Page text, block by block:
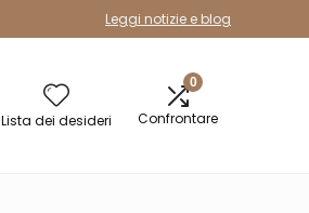
Leggi notizie e blog
Lista dei desideri
0
Confrontare